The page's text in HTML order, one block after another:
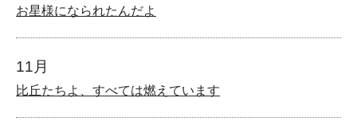
お星様になられたんだよ
11月
比丘たちよ、すべては燃えています